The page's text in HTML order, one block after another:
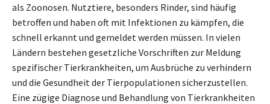
als Zoonosen. Nutztiere, besonders Rinder, sind häufig
betroffen und haben oft mit Infektionen zu kämpfen, die
schnell erkannt und gemeldet werden müssen. In vielen
Ländern bestehen gesetzliche Vorschriften zur Meldung
spezifischer Tierkrankheiten, um Ausbrüche zu verhindern
und die Gesundheit der Tierpopulationen sicherzustellen.
Eine zügige Diagnose und Behandlung von Tierkrankheiten